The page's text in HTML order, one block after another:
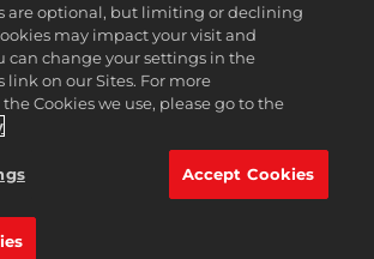
dela inte mina personuppgifter
Order Lookup & Refunds
2K Ad Partners
Two Interactive Software Inc. 2K, Firaxis Games,
respective logos are trademarks of Take-Two
Software, Inc. All rights reserved.
som nämns här tillhör respektive ägare.
are optional, but limiting or declining
may impact your visit and
can change your settings in the
link on our Sites. For more
Cookies we use, please go to the
Accept Cookies